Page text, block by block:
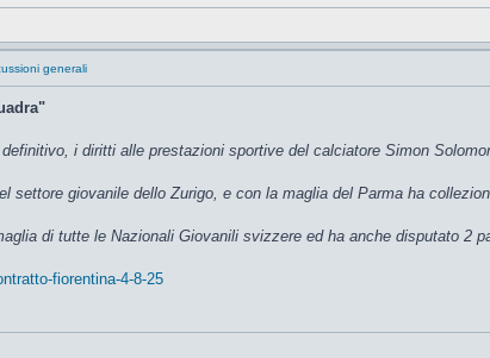
generali
i diritti alle prestazioni sportive del calciatore Simon
settore giovanile dello Zurigo, e con la maglia del Parma ha
di tutte le Nazionali Giovanili svizzere ed ha anche disputato 2
fiorentina-4-8-25